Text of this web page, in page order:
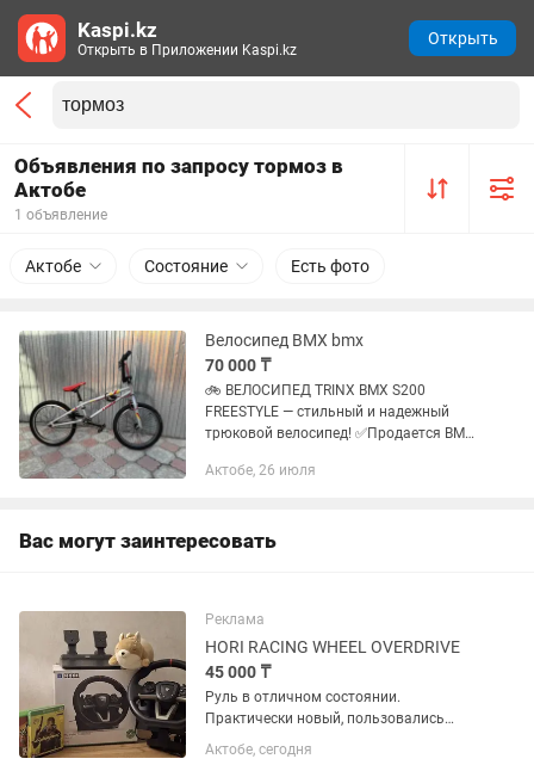
Объявления по запросу тормоз в
Актобе
1 объявление
Актобе Состояние Есть фото
Велосипед BMX bmx
70 000 ₸
🚲 ВЕЛОСИПЕД TRINX BMX S200
FREESTYLE — стильный и надежный
трюковой велосипед! ✅Продается BMX
состоянии. Отличный вариант для
Актобе, 26 июля
Вас могут заинтересовать
Реклама
HORI RACING WHEEL OVERDRIVE
45 000 ₸
Руль в отличном состоянии.
Практически новый, пользовались
редко и аккуратно. Педали газ, тормоз
Длина кабеля 3 м. Особенности
Актобе, сегодня
Kaspi.kz
Открыть в Приложении Kaspi.kz
Открыть